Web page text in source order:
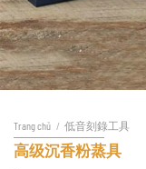
Trang chủ / 低音刻錄工具
高级沉香粉蒸具